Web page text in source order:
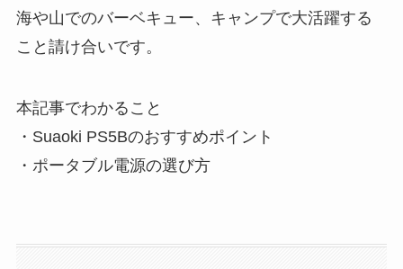
海や山でのバーベキュー、キャンプで大活躍する
こと請け合いです。
本記事でわかること
・Suaoki PS5Bのおすすめポイント
・ポータブル電源の選び方